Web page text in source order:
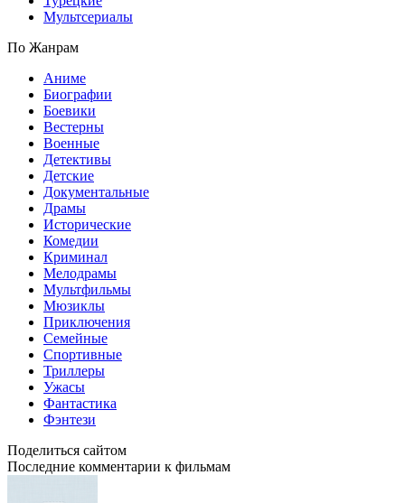
Мультсериалы
По Жанрам
Аниме
Биографии
Боевики
Вестерны
Военные
Детективы
Детские
Документальные
Драмы
Исторические
Комедии
Криминал
Мелодрамы
Мультфильмы
Мюзиклы
Приключения
Семейные
Спортивные
Триллеры
Ужасы
Фантастика
Фэнтези
Поделиться сайтом
Последние комментарии к фильмам